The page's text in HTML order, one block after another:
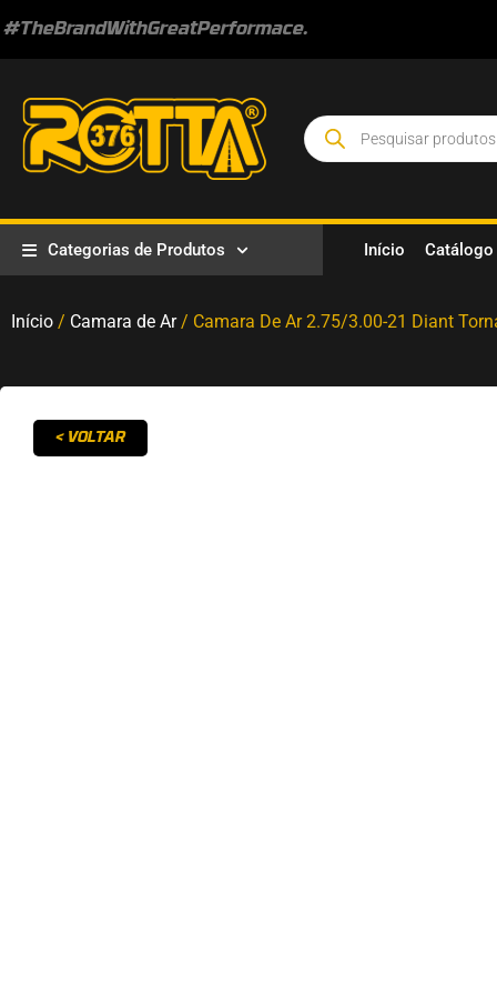
#TheBrandWithGreatPerformace.
Categorias de Produtos Início Catálogo
Início / Camara de Ar/ Camara De Ar 2.75/3.00-21 Diant
< VOLTAR